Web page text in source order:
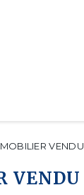
VENDU
VENDU